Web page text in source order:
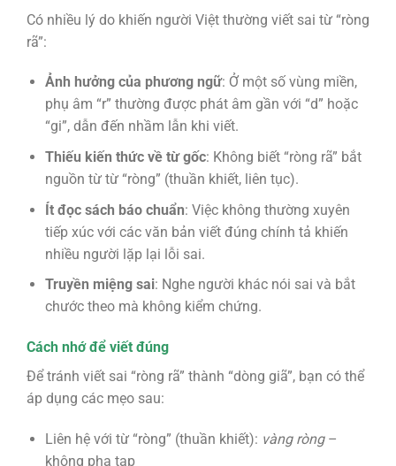
Có nhiều lý do khiến người Việt thường viết sai từ “ròng
rã”:
Ảnh hưởng của phương ngữ: Ở một số vùng miền,
phụ âm “r” thường được phát âm gần với “d” hoặc
“gi”, dẫn đến nhầm lẫn khi viết.
Thiếu kiến thức về từ gốc: Không biết “ròng rã” bắt
nguồn từ từ “ròng” (thuần khiết, liên tục).
Ít đọc sách báo chuẩn: Việc không thường xuyên
tiếp xúc với các văn bản viết đúng chính tả khiến
nhiều người lặp lại lỗi sai.
Truyền miệng sai: Nghe người khác nói sai và bắt
chước theo mà không kiểm chứng.
Cách nhớ để viết đúng
Để tránh viết sai “ròng rã” thành “dòng giã”, bạn có thể
áp dụng các mẹo sau:
Liên hệ với từ “ròng” (thuần khiết): vàng ròng–
không pha tạp